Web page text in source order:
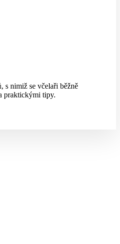
s nimiž se včelaři běžně
praktickými tipy.